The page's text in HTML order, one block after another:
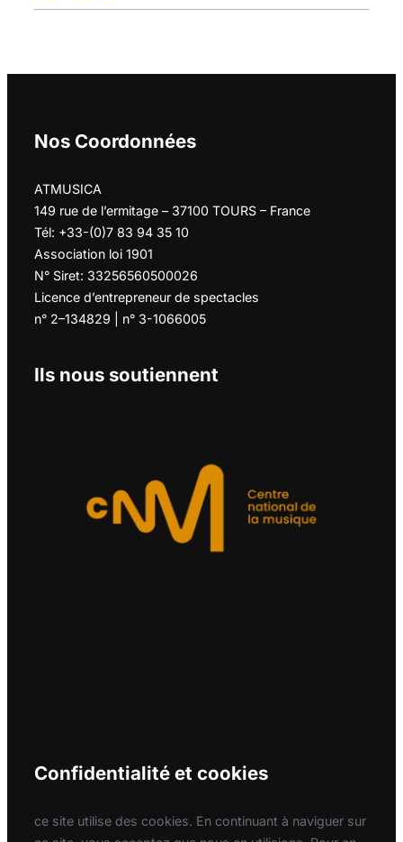
Nos Coordonnées
ATMUSICA
149 rue de l’ermitage – 37100 TOURS – France
Tél: +33-(0)7 83 94 35 10
Association loi 1901
N° Siret: 33256560500026
Licence d’entrepreneur de spectacles
n° 2–134829 | n° 3-1066005
Ils nous soutiennent
Confidentialité et cookies
ce site utilise des cookies. En continuant à naviguer sur